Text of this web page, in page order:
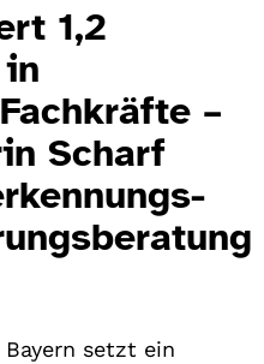
1,2
–
Scharf
setzt ein